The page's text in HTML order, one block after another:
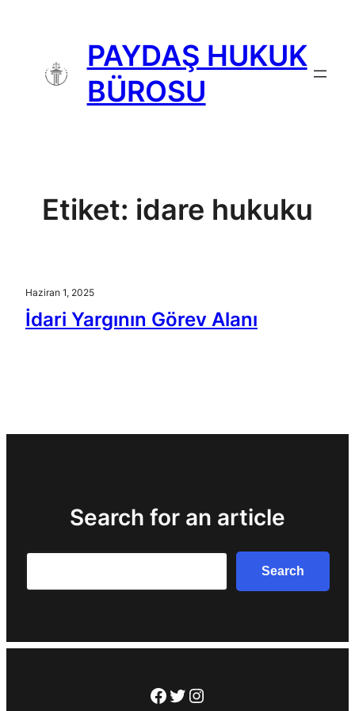
PAYDAŞ HUKUK
BÜROSU
Etiket: idare hukuku
Haziran 1, 2025
İdari Yargının Görev Alanı
Search for an article
Search
Facebook
Twitter
Instagram